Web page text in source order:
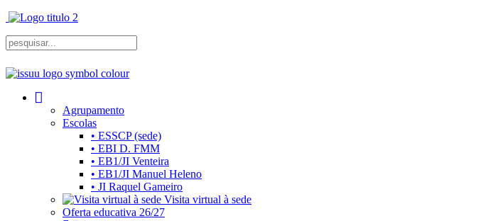
Agrupamento
Escolas
• ESSCP (sede)
• EBI D. FMM
• EB1/JI Venteira
• EB1/JI Manuel Heleno
• JI Raquel Gameiro
Visita virtual à sede
Oferta educativa 26/27